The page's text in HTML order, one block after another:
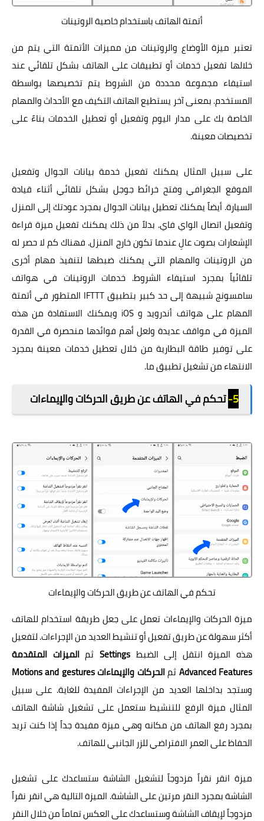
أتمتة الهاتف باستخدام خاصية الروتينات
تعتبر ميزة الأوضاع والروتينات من مميزات الأتمتة التي يتم من
خلالها تفعيل خدمات أو تطبيقات على الهاتف بشكل تلقائي عند
استيفاء مجموعة محددة من الشروط يتم تخصيصها بواسطة
المستخدم. بمعنى آخر يستطيع الهاتف التكيف مع الأحداث والمهام
الخاصة بك على مدار اليوم وتفعيل أو تعطيل الخدمات بناءً على
تخصيصات معينة.
على سبيل المثال يمكنك تفعيل خدمة بيانات الجوال وتفعيل
الموقع الجغرافي وفتح خرائط جوجل بشكل تلقائي أثناء قيادة
السيارة. أيضاً يمكنك تعطيل بيانات الجوال بمجرد عودتك إلى المنزل
وتفعيل اتصال الواي فاي. بدلاً من ذلك يمكنك تفعيل ميزة قراءة
الإشعارات بصوت عالِ عندما تكون خارج المنزل. فهناك كم لا حصر له
من الروتينات والمهام التي يمكنك ضبطها لتنفيذ مهام أخرى
تلقائياً بمجرد استيفاء الشروط. خدمات الروتينات في هواتف
سامسونج شبيهة إلى حد كبير بتطبيق IFTTT المتطور في أتمتة
المهام على هواتف أندرويد و iOS ويمكنك الاستفادة من هذه
الميزة في مواقف عديدة ولعل أهم فوائدها منحصرة في القدرة
على توفير طاقة البطارية من خلال تعطيل خدمات معينة بمجرد
الانتهاء من تشغيل تطبيق ما.
5- تحكم في الهاتف عن طريق الحركات والإيماءات
تحكم في الهاتف عن طريق الحركات والإيماءات
ميزة الحركات والإيماءات تعمل على جعل طريقة استخدام للهاتف
أكثر سهولة عن طريق تفعيل أو تنشيط العديد من الإجراءات. لتفعيل
هذه الميزة انتقل إلى الضبطSettings ثمالميزات المتقدمة
Advanced Featuresثمالحركات والإيماءات Motions andgestures
وستجد بداخلها العديد من الإجراءات المفيدة للغاية. على سبيل
المثال ميزة الرفع للتنشيط ستعمل على تشغيل شاشة الهاتف
بمجرد رفع الهاتف من مكانه وهي ميزة مفيدة جداً إذا كنت تريد
الحفاظ على العمر الافتراضي للزر الجانبي للهاتف.
ميزة انقر نقراً مزدوجاً لتشغيل الشاشة ستساعدك على تشغيل
الشاشة بمجرد النقر مرتين على الشاشة. الميزة التالية هي انقر نقراً
مزدوجاً لإيقاف الشاشة وستساعدك على العكس تماماً من خلال النقر